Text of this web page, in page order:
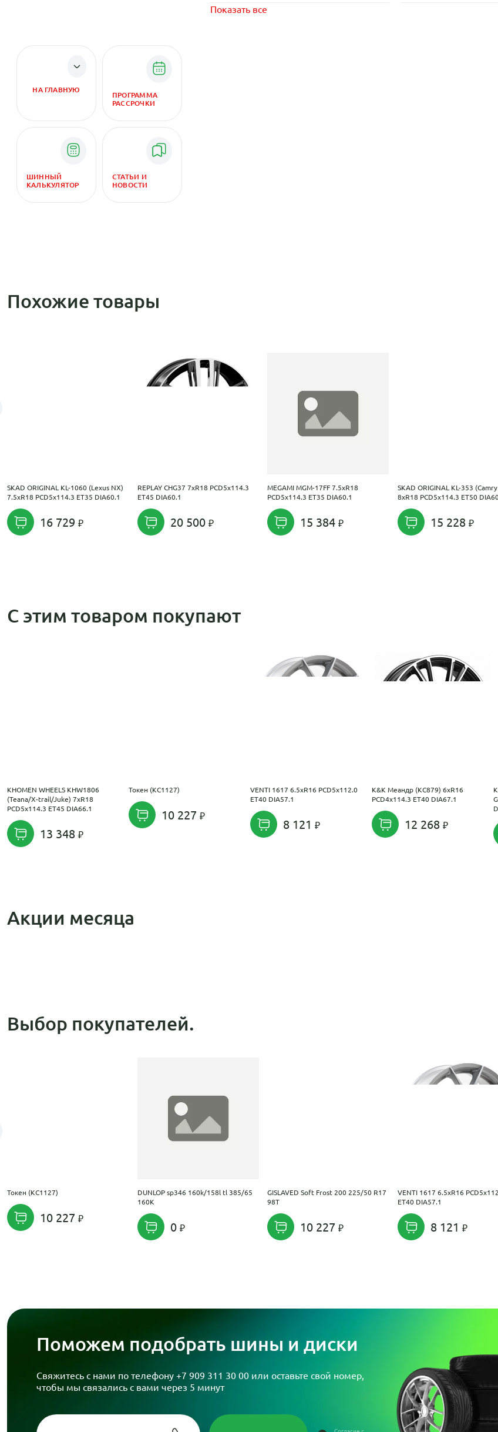
Показать все
НА ГЛАВНУЮ
ПРОГРАММА
РАССРОЧКИ
ШИННЫЙ
КАЛЬКУЛЯТОР
СТАТЬИ И
НОВОСТИ
Похожие товары
SKAD ORIGINAL KL-1060 (Lexus NX)
7.5xR18 PCD5x114.3 ET35 DIA60.1
16 729
REPLAY CHG37 7xR18 PCD5x114.3
ET45 DIA60.1
20 500
MEGAMI MGM-17FF 7.5xR18
PCD5x114.3 ET35 DIA60.1
15 384
SKAD ORIGINAL KL-353
8xR18 PCD5x114.3 ET50
15 228
С этим товаром покупают
KHOMEN WHEELS KHW1806
(Teana/X-trail/Juke) 7xR18
PCD5x114.3 ET45 DIA66.1
13 348
Токен (КС1127)
10 227
VENTI 1617 6.5xR16 PCD5x112.0
ET40 DIA57.1
8 121
K&K Меандр (КС879) 6xR16
PCD4x114.3 ET40 DIA67.1
12 268
Акции месяца
Выбор покупателей.
Токен (КС1127)
10 227
DUNLOP sp346 160k/158l tl 385/65
160K
0
GISLAVED Soft Frost 200 225/50 R17
98T
10 227
VENTI 1617 6.5xR16
ET40 DIA57.1
8 121
Поможем подобрать шины и диски
Свяжитесь с нами по телефону +7 909 311 30 00 или оставьте свой номер,
чтобы мы связались с вами через 5 минут